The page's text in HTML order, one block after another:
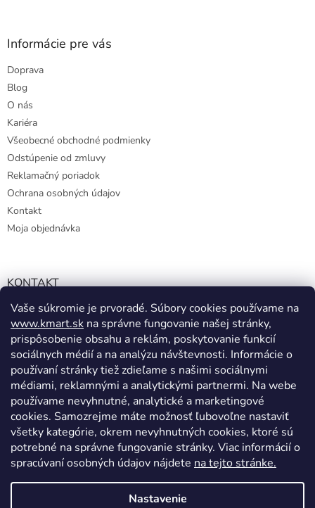
Vaše súkromie je prvoradé. Súbory cookies používame na
www.kmart.sk na správne fungovanie našej stránky,
prispôsobenie obsahu a reklám, poskytovanie funkcií
sociálnych médií a na analýzu návštevnosti. Informácie o
používaní stránky tiež zdieľame s našimi sociálnymi
médiami, reklamnými a analytickými partnermi. Na webe
používame nevyhnutné, analytické a marketingové
cookies. Samozrejme máte možnosť ľubovoľne nastaviť
všetky kategórie, okrem nevyhnutných cookies, ktoré sú
potrebné na správne fungovanie stránky. Viac informácií o
spracúvaní osobných údajov nájdete na tejto stránke.
Nastavenie
Informácie pre vás
Doprava
Blog
O nás
Kariéra
Všeobecné obchodné podmienky
Odstúpenie od zmluvy
Reklamačný poriadok
Ochrana osobných údajov
Kontakt
Moja objednávka
KONTAKT
info@kmart.sk
+421 947 979 193
+421 947 979 193
facebook.com/Kolieramarket
Vytvoril Shoptet